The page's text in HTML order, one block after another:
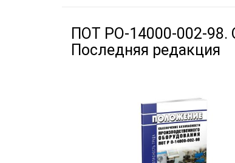
ПОТ РО-14000-002-98.
Последняя редакция